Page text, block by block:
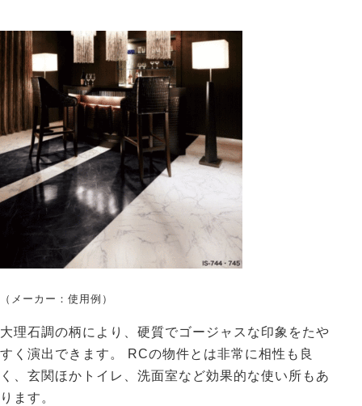
（メーカー：使用例）
大理石調の柄により、硬質でゴージャスな印象をたや
すく演出できます。 RCの物件とは非常に相性も良
く、玄関ほかトイレ、洗面室など効果的な使い所もあ
ります。